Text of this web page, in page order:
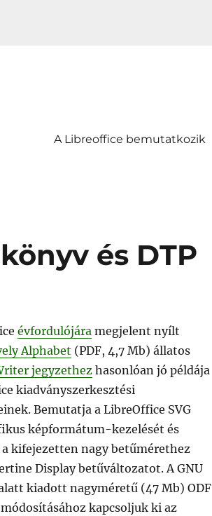
A Libreoffice bemutatkozik
és DTP
évfordulójára megjelent nyílt
Alphabet (PDF, 4,7 Mb) állatos
jegyzethezhasonlóan jó példája
kiadványszerkesztési
Bemutatja a LibreOffice SVG
képformátum-kezelését és
a kifejezetten nagy betűmérethez
Display betűváltozatot. A GNU
kiadott nagyméretű (47 Mb) ODF
kapcsoljuk ki az